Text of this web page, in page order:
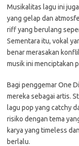
Musikalitas lagu ini
yang gelap dan
riff yang berulang
Sementara itu, vokal
benar merasakan
musik ini menciptakan
Bagi penggemar One
mereka sebagai artis.
lagu pop yang catchy
risiko dengan tema
karya yang timeless
berlalu.